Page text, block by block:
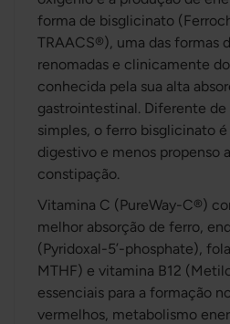
forma de bisglicinato
TRAACS®), uma das formas
renomadas e clinicamente
conhecida pela sua alta
gastrointestinal. Diferente de
simples, o ferro bisglicinato
digestivo e menos propenso
constipação.
Vitamina C (PureWay-C®)
melhor absorção de ferro,
(Pyridoxal-5’-phosphate),
MTHF) e vitamina B12
essenciais para a formação
vermelhos, metabolismo